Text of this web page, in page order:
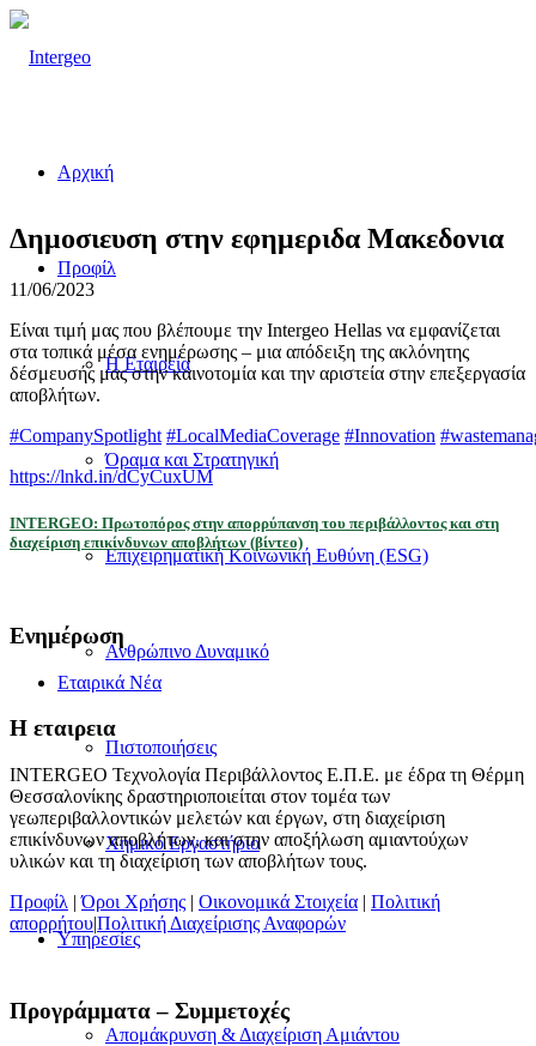
Αρχική
Προφίλ
Η Εταιρεία
Όραμα και Στρατηγική
Επιχειρηματική Κοινωνική Ευθύνη (ESG)
Ανθρώπινο Δυναμικό
Πιστοποιήσεις
Χημικό Εργαστήριο
Υπηρεσίες
Απομάκρυνση & Διαχείριση Αμιάντου
Δημοσιευση στην εφημεριδα Μακεδονια
11/06/2023
Είναι τιμή μας που βλέπουμε την Intergeo Hellas να εμφανίζεται
στα τοπικά μέσα ενημέρωσης – μια απόδειξη της ακλόνητης
δέσμευσής μας στην καινοτομία και την αριστεία στην επεξεργασία
αποβλήτων.
#CompanySpotlight #LocalMediaCoverage #Innovation
https://lnkd.in/dCyCuxUM
INTERGEO: Πρωτοπόρoς στην απορρύπανση του περιβάλλοντος και στη
διαχείριση επικίνδυνων αποβλήτων (βίντεο)
Ενημέρωση
Εταιρικά Νέα
H εταιρεια
INTERGEO Τεχνολογία Περιβάλλοντος Ε.Π.Ε. με έδρα τη Θέρμη
Θεσσαλονίκης δραστηριοποιείται στον τομέα των
γεωπεριβαλλοντικών μελετών και έργων, στη διαχείριση
επικίνδυνων αποβλήτων, και στην αποξήλωση αμιαντούχων
υλικών και τη διαχείριση των αποβλήτων τους.
Προφίλ |Όροι Χρήσης | Οικονομικά Στοιχεία | Πολιτική
απορρήτου|Πολιτική Διαχείρισης Αναφορών
Προγράμματα – Συμμετοχές